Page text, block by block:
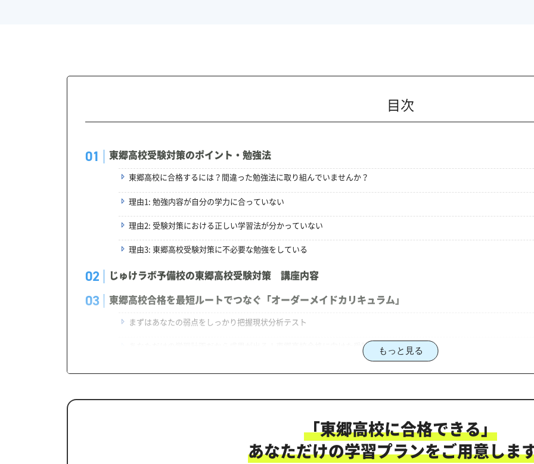
目次
東郷高校受験対策のポイント・勉強法
東郷高校に合格するには？間違った勉強法に取り組んでいませんか？
理由1: 勉強内容が自分の学力に合っていない
理由2: 受験対策における正しい学習法が分かっていない
理由3: 東郷高校受験対策に不必要な勉強をしている
じゅけラボ予備校の東郷高校受験対策 講座内容
東郷高校合格を最短ルートでつなぐ「オーダーメイドカリキュラム」
まずはあなたの弱点をしっかり把握現状分析テスト
あなただけの学習計画だから成果が出る！東郷高校合格に向けた受験対策カリキュラム
一人でも安心、学習相談
生徒にピッタリ合った「東郷高校対策のオーダーメイドカリキュラム」だから成果が出る！
カリキュラムや料金についてお気軽にご相談ください
もっと見る
「東郷高校に合格できる」
あなただけの学習プランをご用意しま